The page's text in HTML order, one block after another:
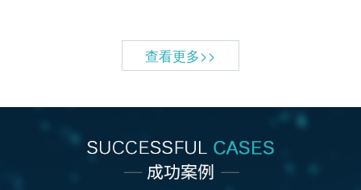
查看更多>>